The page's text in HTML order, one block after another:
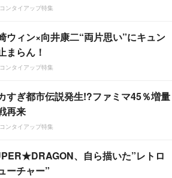
ンタイアップ特集
ウィン×向井康二“両片思い”にキュン
まらん！
ンタイアップ特集
すぎ都市伝説発生!?ファミマ45％増量
再来
ンタイアップ特集
、自ら描いた”レトロ
ーチャー”